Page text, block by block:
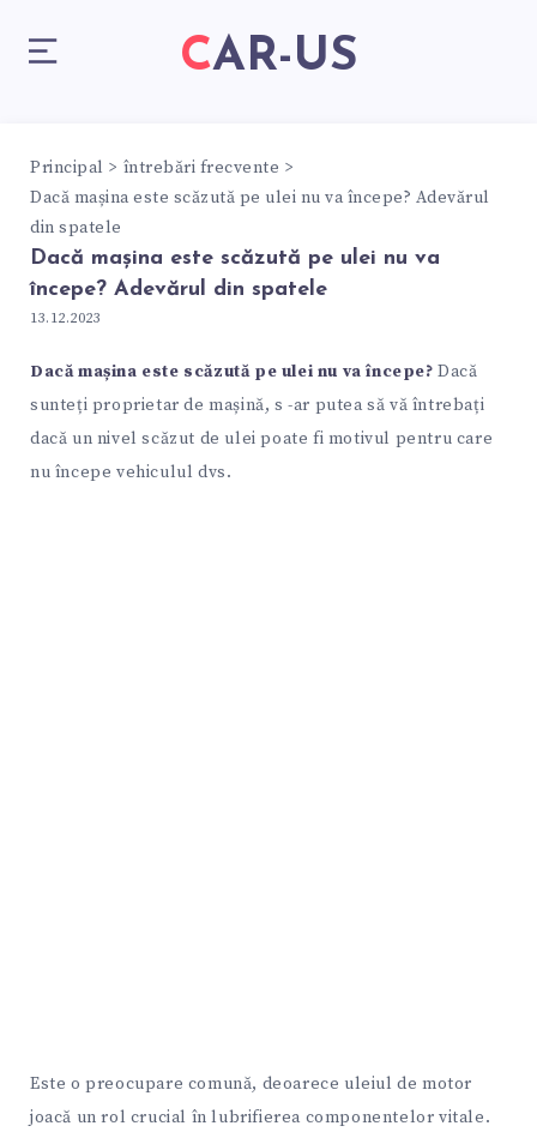
CAR-US
Principal
întrebări frecvente
Dacă mașina este scăzută pe ulei nu va începe? Adevărul
din spatele
Dacă mașina este scăzută pe ulei nu va
începe? Adevărul din spatele
13.12.2023
Dacă mașina este scăzută pe ulei nu va începe? Dacă
sunteți proprietar de mașină, s -ar putea să vă întrebați
dacă un nivel scăzut de ulei poate fi motivul pentru care
nu începe vehiculul dvs.
Este o preocupare comună, deoarece uleiul de motor
joacă un rol crucial în lubrifierea componentelor vitale.